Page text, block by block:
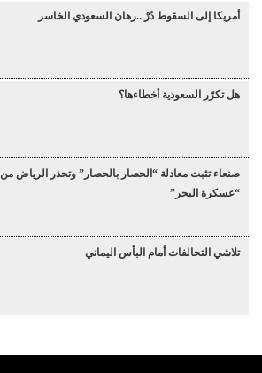
أمريكا إلى السقوط دُرْ ..رهان السعودي الخاسر
هل تكرّر السعودية أخطاءها؟
صنعاء تثبت معادلة “الحصار بالحصار” وتحذر الرياض من
“عسكرة البحر”
تلاشي التحالفات أمام البأس اليماني